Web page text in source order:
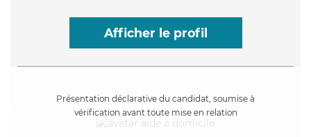
Afficher le profil
Présentation déclarative du candidat, soumise à
vérification avant toute mise en relation